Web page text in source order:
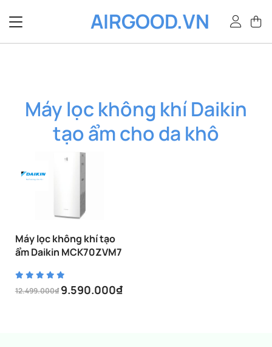
qua
dung
AIRGOOD.VN
Máy lọc không khí Daikin
tạo ẩm cho da khô
Máy lọc không khí tạo
ẩm Daikin MCK70ZVM7
12.499.000₫ 9.590.000₫